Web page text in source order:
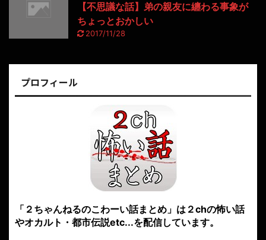
【不思議な話】弟の親友に纏わる事象が
ちょっとおかしい
2017/11/28
プロフィール
「２ちゃんねるのこわーい話まとめ」は２chの怖い話
やオカルト・都市伝説etc...を配信しています。